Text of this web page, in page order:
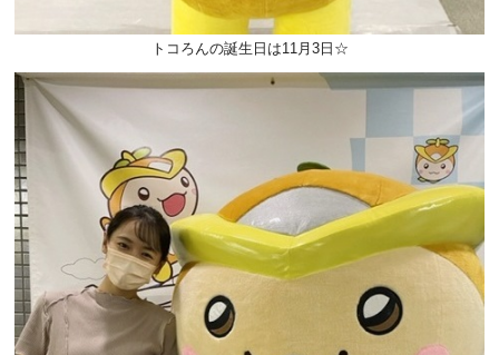
トコろんの誕生日は11月3日☆